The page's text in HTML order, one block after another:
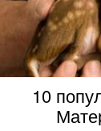
10